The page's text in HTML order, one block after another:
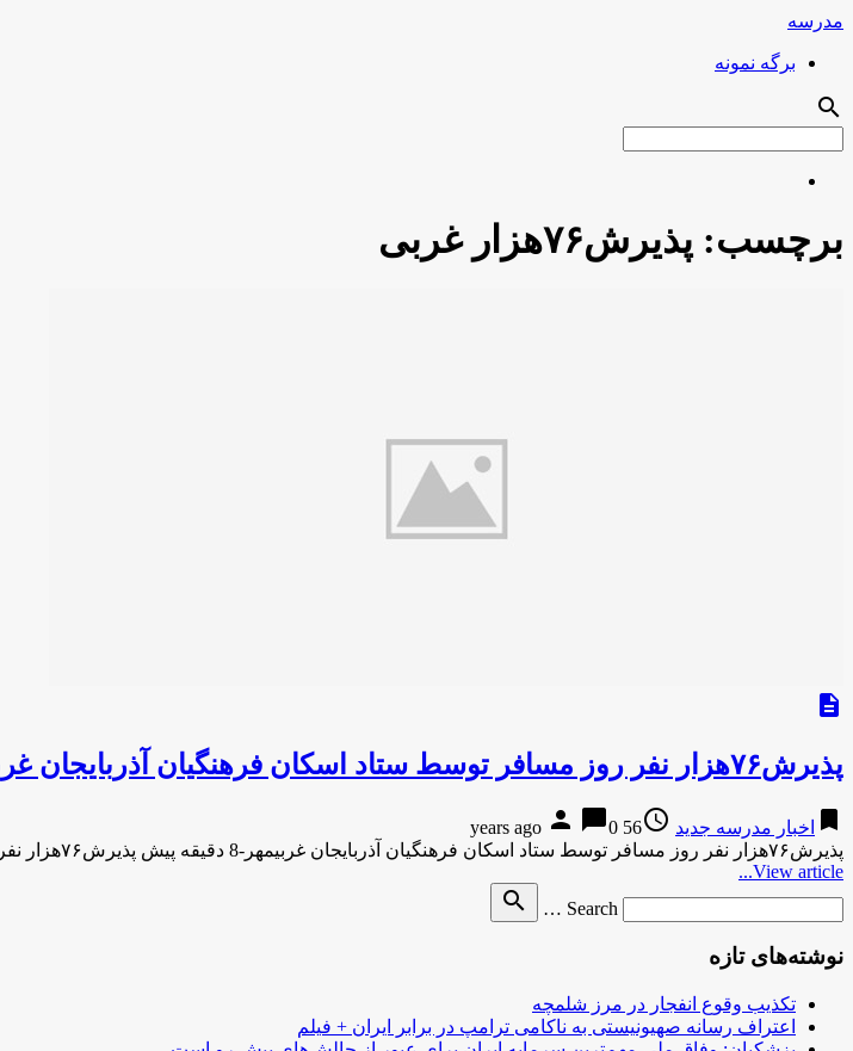
مدرسه
برگه نمونه
search
برچسب: پذیرش۷۶هزار غربی
description
پذیرش۷۶هزار نفر روز مسافر توسط ستاد اسکان فرهنگیان آذربایجان غربی
bookmark اخبار مدرسه جدید access_time
56 years ago
person chat_bubble0
پذیرش۷۶هزار نفر روز مسافر توسط ستاد اسکان فرهنگیان آذربایجان غربیمهر-8 دقیقه پیش پذیرش۷۶هزار نفر روز مسافر توسط ستاد اسکان فرهنگیان …
View article...
Search …
search
نوشته‌های تازه
تکذیب وقوع انفجار در مرز شلمچه
اعتراف رسانه صهیونیستی به ناکامی ترامپ در برابر ایران + فیلم